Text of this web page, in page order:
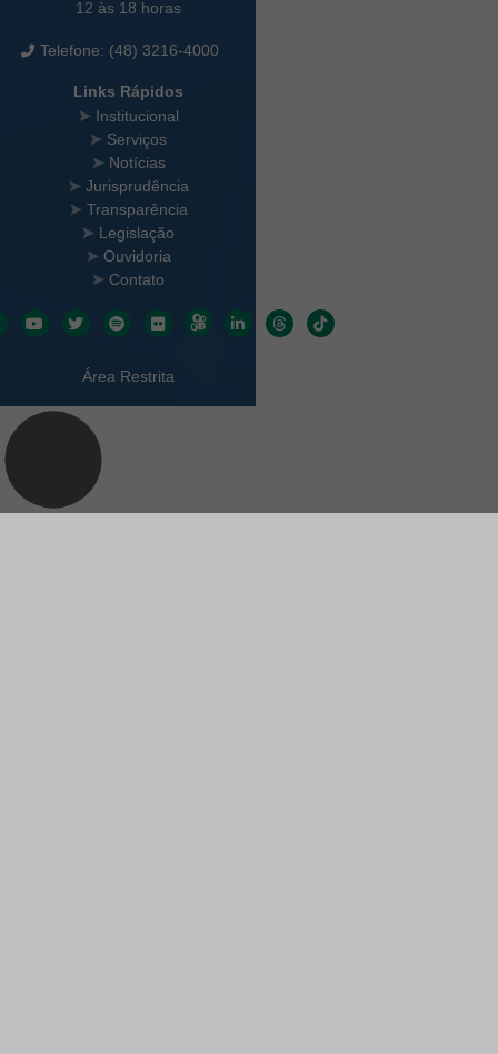
12 às 18 horas
Telefone: (48) 3216-4000
Links Rápidos
Institucional
Serviços
Notícias
Jurisprudência
Transparência
Legislação
Ouvidoria
Contato
Redes sociais
Área Restrita